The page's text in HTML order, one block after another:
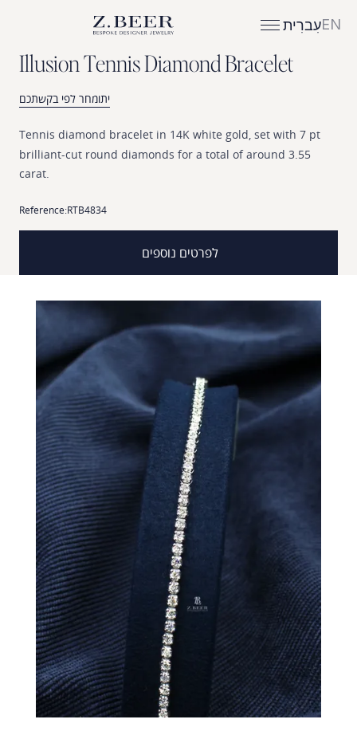
ENעִברִית
IllusionTennisDiamondBracelet
יתומחר לפי בקשתכם
Tennis diamond bracelet in 14K white gold, set with 7 pt
brilliant-cut round diamonds for a total of around 3.55
carat.
Reference:RTB4834
לפרטים נוספים